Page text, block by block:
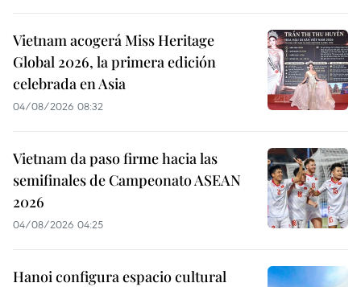
Vietnam acogerá Miss Heritage
Global 2026, la primera edición
celebrada en Asia
04/08/2026 08:32
Vietnam da paso firme hacia las
semifinales de Campeonato ASEAN
2026
04/08/2026 04:25
Hanoi configura espacio cultural